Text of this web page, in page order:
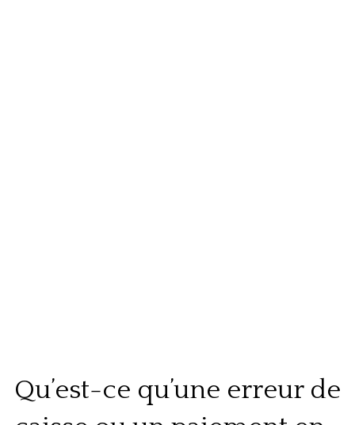
Qu’est-ce qu’une erreur de